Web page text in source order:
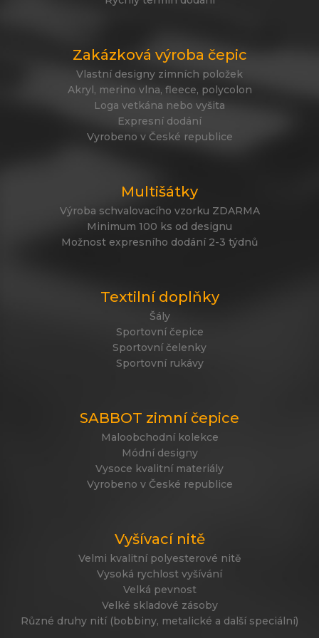
Zakázková výroba čepic
Vlastní designy zimních položek
Akryl, merino vlna, fleece, polycolon
Loga vetkána nebo vyšita
Expresní dodání
Vyrobeno v České republice
Multišátky
Výroba schvalovacího vzorku ZDARMA
Minimum 100 ks od designu
Možnost expresního dodání 2-3 týdnů
Textilní doplňky
Šály
Sportovní čepice
Sportovní čelenky
Sportovní rukávy
SABBOT zimní čepice
Maloobchodní kolekce
Módní designy
Vysoce kvalitní materiály
Vyrobeno v České republice
Vyšívací nitě
Velmi kvalitní polyesterové nitě
Vysoká rychlost vyšívání
Velká pevnost
Velké skladové zásoby
Různé druhy nití (bobbiny, metalické a další speciální)